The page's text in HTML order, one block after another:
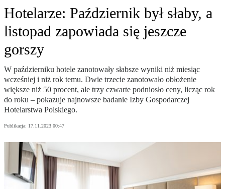
Hotelarze: Październik był słaby, a
listopad zapowiada się jeszcze
gorszy
W październiku hotele zanotowały słabsze wyniki niż miesiąc
wcześniej i niż rok temu. Dwie trzecie zanotowało obłożenie
większe niż 50 procent, ale trzy czwarte podniosło ceny, licząc rok
do roku – pokazuje najnowsze badanie Izby Gospodarczej
Hotelarstwa Polskiego.
Publikacja: 17.11.2023 00:47